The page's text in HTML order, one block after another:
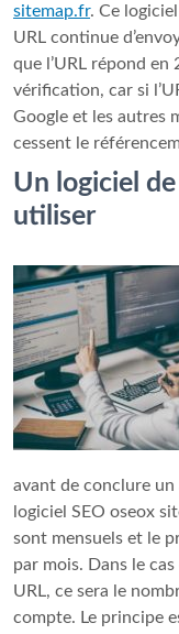
sitemap.fr. Ce
URL continue
que l’URL répond en
vérification, car si
Google et les autres
cessent le
Un logiciel
utiliser
avant de conclure un
logiciel SEO oseox
sont mensuels et le
par mois. Dans le cas
URL, ce sera le
compte. Le principe